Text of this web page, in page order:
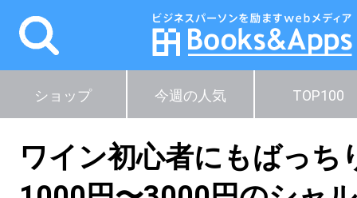
ショップ 今週の人気 TOP100
ワイン初心者にもばっち